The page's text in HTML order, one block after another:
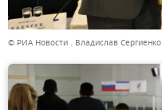
© РИА Новости . Владислав Сергиенко